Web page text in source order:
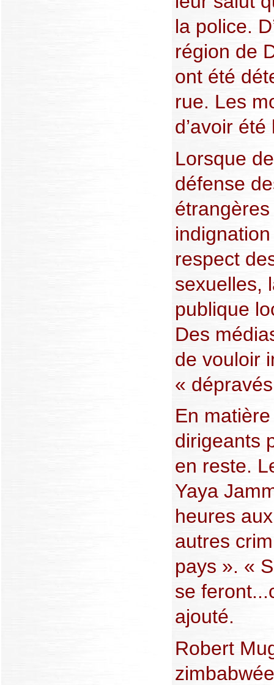
la police.
région de
ont été
rue. Les
d’avoir
Lorsque
défense
respect
sexuelles,
publique
Des
de vouloir
«
En
dirigeants
en reste.
Yaya
heures
autres
pays ». «
se
ajouté.
Robert